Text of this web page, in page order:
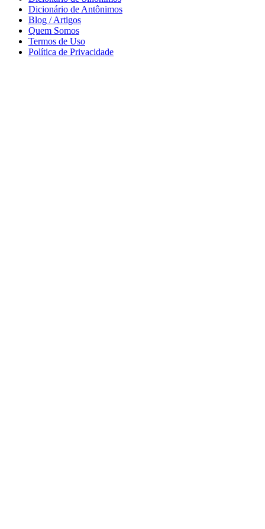
Dicionário de Antônimos
Blog / Artigos
Quem Somos
Termos de Uso
Política de Privacidade